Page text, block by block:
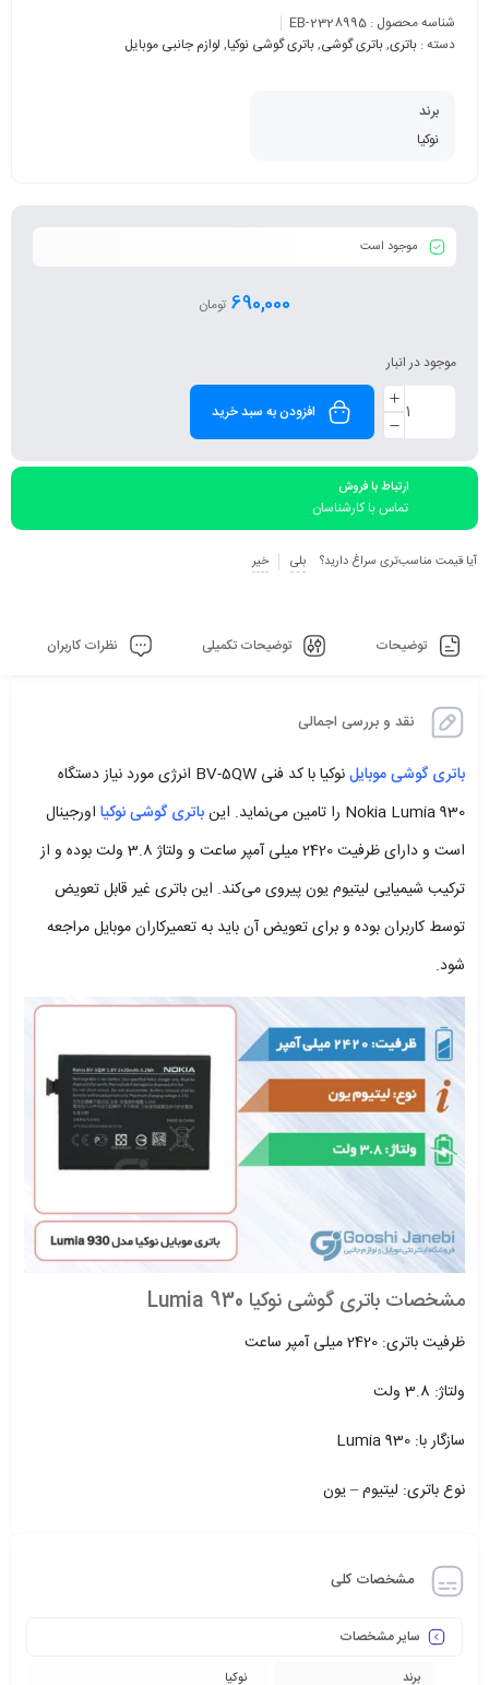
شناسه محصول : EB-2328995
دسته : باتری,باتری گوشی,باتری گوشی نوکیا, لوازم جانبی موبایل
برند
نوکیا
موجود است
690,000 تومان
موجود در انبار
افزودن به سبد خرید
ارتباط با فروش
تماس با کارشناسان
آیا قیمت مناسب‌تری سراغ دارید؟ بلی خیر
توضیحات توضیحات تکمیلی نظرات کاربران
نقد و بررسی اجمالی
باتری گوشی موبایل
نوکیا با کد فنی BV-5QW انرژی مورد نیاز دستگاه
Nokia Lumia 930 را تامین می‌نماید. این
باتری گوشی نوکیا اورجینال
است و دارای ظرفیت 2420 میلی آمپر ساعت و ولتاژ 3.8 ولت بوده و از
ترکیب شیمیایی لیتیوم یون پیروی می‌کند. این باتری غیر قابل تعویض
توسط کاربران بوده و برای تعویض آن باید به تعمیرکاران موبایل مراجعه
شود.
مشخصات باتری گوشی نوکیا Lumia 930
ظرفیت باتری: 2420 میلی آمپر ساعت
ولتاژ: 3.8 ولت
سازگار با: Lumia 930
نوع باتری: لیتیوم – یون
مشخصات کلی
سایر مشخصات
برند نوکیا